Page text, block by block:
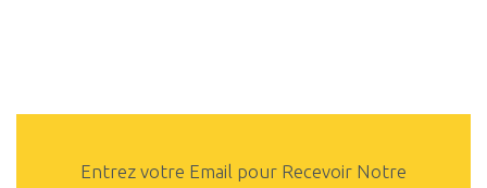
Entrez votre Email pour Recevoir Notre